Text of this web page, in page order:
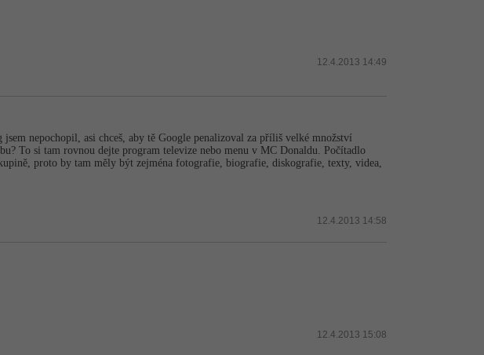
12.4.2013 14:49
nepochopil, asi chceš, aby tě Google penalizoval za příliš velké množství
To si tam rovnou dejte program televize nebo menu v MC Donaldu. Počítadlo
proto by tam měly být zejména fotografie, biografie, diskografie, texty, videa,
12.4.2013 14:58
12.4.2013 15:08